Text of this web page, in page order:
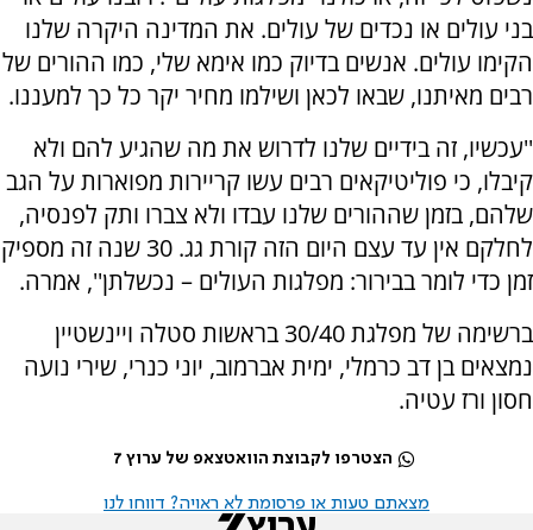
בני עולים או נכדים של עולים. את המדינה היקרה שלנו
הקימו עולים. אנשים בדיוק כמו אימא שלי, כמו ההורים של
רבים מאיתנו, שבאו לכאן ושילמו מחיר יקר כל כך למעננו.
''עכשיו, זה בידיים שלנו לדרוש את מה שהגיע להם ולא
קיבלו, כי פוליטיקאים רבים עשו קריירות מפוארות על הגב
שלהם, בזמן שההורים שלנו עבדו ולא צברו ותק לפנסיה,
לחלקם אין עד עצם היום הזה קורת גג. 30 שנה זה מספיק
זמן כדי לומר בבירור: מפלגות העולים – נכשלתן'', אמרה.
ברשימה של מפלגת 30/40 בראשות סטלה ויינשטיין
נמצאים בן דב כרמלי, ימית אברמוב, יוני כנרי, שירי נועה
חסון ורז עטיה.
הצטרפו לקבוצת הוואטצאפ של ערוץ 7
מצאתם טעות או פרסומת לא ראויה? דווחו לנו